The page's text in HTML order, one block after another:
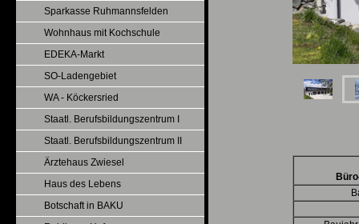
Sparkasse Ruhmannsfelden
Wohnhaus mit Kochschule
EDEKA-Markt
SO-Ladengebiet
WA - Köckersried
Staatl. Berufsbildungszentrum I
Staatl. Berufsbildungszentrum II
Ärztehaus Zwiesel
Haus des Lebens
Botschaft in BAKU